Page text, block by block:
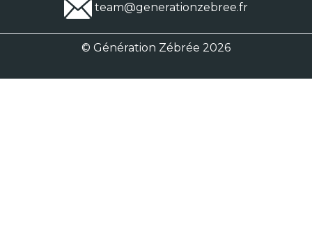
team@generationzebree.fr
© Génération Zébrée 2026